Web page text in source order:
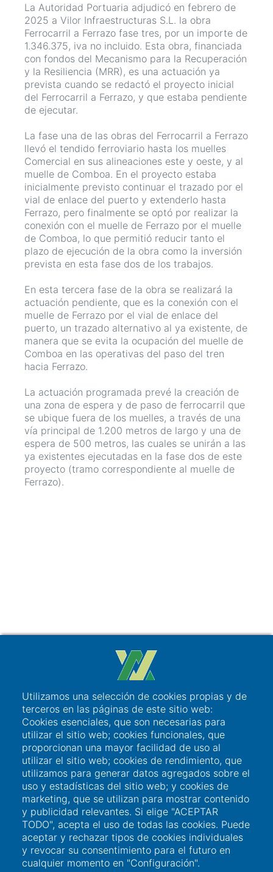
La Autoridad Portuaria adjudicó en febrero de
2025 a Vilor Infraestructuras S.L. la obra
Ferrocarril a Ferrazo fase tres, por un importe de
1.346.375, iva no incluido. Esta obra, financiada
con fondos del Mecanismo para la Recuperación
y la Resiliencia (MRR), es una actuación ya
prevista cuando se redactó el proyecto inicial
del Ferrocarril a Ferrazo, y que estaba pendiente
de ejecutar.
La fase una de las obras del Ferrocarril a Ferrazo
llevó el tendido ferroviario hasta los muelles
Comercial en sus alineaciones este y oeste, y al
muelle de Comboa. En el proyecto estaba
inicialmente previsto continuar el trazado por el
vial de enlace del puerto y extenderlo hasta
Ferrazo, pero finalmente se optó por realizar la
conexión con el muelle de Ferrazo por el muelle
de Comboa, lo que permitió reducir tanto el
plazo de ejecución de la obra como la inversión
prevista en esta fase dos de los trabajos.
En esta tercera fase de la obra se realizará la
actuación pendiente, que es la conexión con el
muelle de Ferrazo por el vial de enlace del
puerto, un trazado alternativo al ya existente, de
manera que se evita la ocupación del muelle de
Comboa en las operativas del paso del tren
hacia Ferrazo.
La actuación programada prevé la creación de
una zona de espera y de paso de ferrocarril que
se ubique fuera de los muelles, a través de una
vía principal de 1.200 metros de largo y una de
espera de 500 metros, las cuales se unirán a las
ya existentes ejecutadas en la fase dos de este
proyecto (tramo correspondiente al muelle de
Ferrazo).
Enlaces de interés
Acceso a usuarios
Sede Electrónica
Perfil del contratante
Contacto
Utilizamos una selección de cookies propias y de
terceros en las páginas de este sitio web:
Cookies esenciales, que son necesarias para
utilizar el sitio web; cookies funcionales, que
proporcionan una mayor facilidad de uso al
utilizar el sitio web; cookies de rendimiento, que
utilizamos para generar datos agregados sobre el
uso y estadísticas del sitio web; y cookies de
marketing, que se utilizan para mostrar contenido
y publicidad relevantes. Si elige "ACEPTAR
TODO", acepta el uso de todas las cookies. Puede
aceptar y rechazar tipos de cookies individuales
y revocar su consentimiento para el futuro en
cualquier momento en "Configuración".